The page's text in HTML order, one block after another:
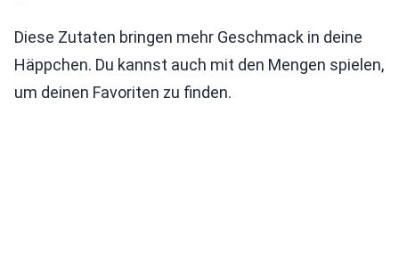
Diese Zutaten bringen mehr Geschmack in deine
Häppchen. Du kannst auch mit den Mengen spielen,
um deinen Favoriten zu finden.